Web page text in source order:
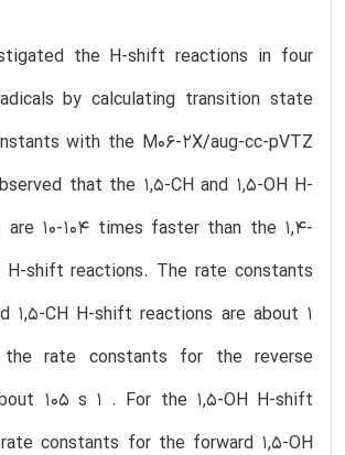
the H-shift reactions in four
by calculating transition state
with the M06-2X/aug-cc-pVTZ
that the 1,5-CH and 1,5-OH H-
10-104 times faster than the 1,4-
H-shift reactions. The rate constants
1,5-CH H-shift reactions are about 1
rate constants for the reverse
105 s 1 . For the 1,5-OH H-shift
constants for the forward 1,5-OH